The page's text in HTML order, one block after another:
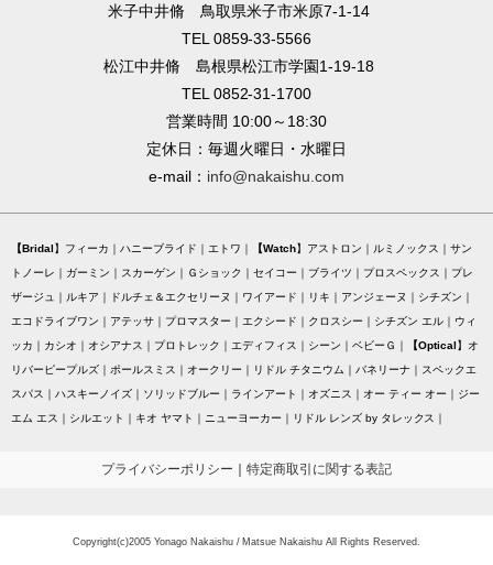
米子中井脩 鳥取県米子市米原7-1-14
TEL 0859-33-5566
松江中井脩 島根県松江市学園1-19-18
TEL 0852-31-1700
営業時間 10:00～18:30
定休日：毎週火曜日・水曜日
e-mail： info@nakaishu.com
Bridal フィーカ ハニーブライド エトワ Watch アストロン ルミノックス
サン
トノーレ
ガーミン スカーゲン Ｇショック セイコー ブライツ プロスペックス
プレ
ザージュ
ルキア ドルチェ＆エクセリーヌ ワイアード リキ アンジェーヌ
シチズン
エコドライブワン
アテッサ プロマスター エクシード クロスシー シチズン エル
ウィ
ッカ
カシオ オシアナス プロトレック エディフィス シーン ベビーＧ Optical
オ
リバーピープルズ
ポールスミス オークリー リドル チタニウム バネリーナ
スペックエ
スパス
ハスキーノイズ ソリッドブルー ラインアート オズニス オー ティー オー
ジー
エム エス
シルエット キオ ヤマト ニューヨーカー リドル レンズ by タレックス
プライバシーポリシー 特定商取引に関する表記
Copyright(c)2005 Yonago Nakaishu / Matsue Nakaishu All Rights Reserved.